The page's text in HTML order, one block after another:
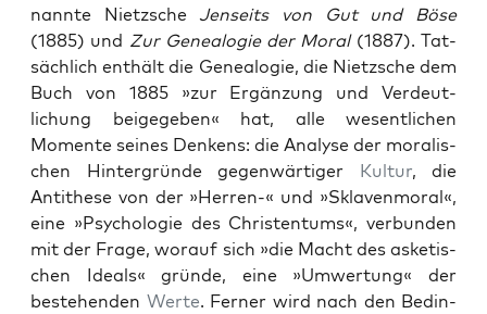
nan­nte Niet­zscheJen­seits von Gut und Böse
(1885) und Zur Genealo­gie der Moral(1887). Tat­
säch­lich enthält die Genealo­gie, die Niet­zsche dem
Buch von 1885 »zur Ergänzung und Verdeut­
lichung beigegeben« hat, alle wesentlichen
Momente seines Denkens: die Analyse der moralis­
chen Hin­ter­gründe gegen­wär­tiger Kul­tur, die
Antithese von der »Her­ren-« und »Sklaven­moral«,
eine »Psy­cholo­gie des Chris­ten­tums«, ver­bun­den
mit der Frage, worauf sich »die Macht des asketis­
chen Ideals« gründe, eine »Umw­er­tung« der
beste­hen­den Werte. Fern­er wird nach den Bedin­